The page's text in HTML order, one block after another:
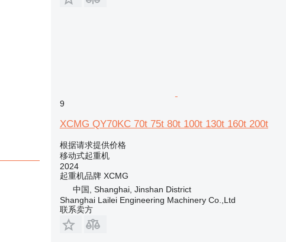
9
XCMG QY70KC 70t 75t 80t 100t 130t 160t 200t
根据请求提供价格
移动式起重机
2024
起重机品牌 XCMG
中国, Shanghai, Jinshan District
Shanghai Lailei Engineering Machinery Co.,Ltd
联系卖方